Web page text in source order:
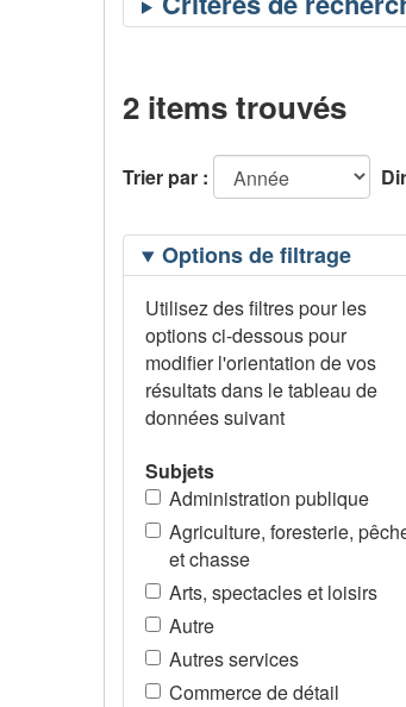
2 items trouvés
Trier par :
Filtrage
desOptions de filtrage
Utilisez des filtres pour les
options ci-dessous pour
modifier l'orientation de vos
résultats dans le tableau de
données suivant
Subjets
Administration publique
Agriculture, foresterie,
et chasse
Arts, spectacles et loisirs
Autre
Autres services
Commerce de détail